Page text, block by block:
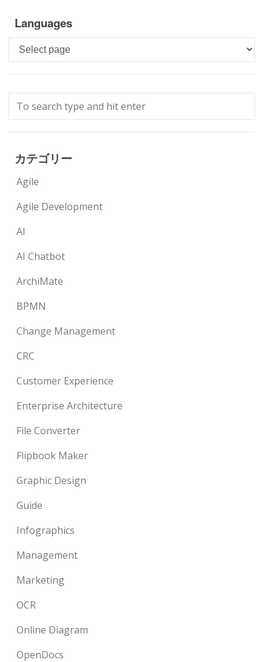
Languages
Languages
カテゴリー
Agile
Agile Development
AI
AI Chatbot
ArchiMate
BPMN
Change Management
CRC
Customer Experience
Enterprise Architecture
File Converter
Flipbook Maker
Graphic Design
Guide
Infographics
Management
Marketing
OCR
Online Diagram
OpenDocs